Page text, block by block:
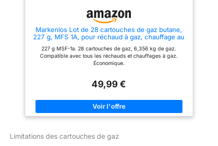
Bleuet
Markenlos Lot de 28 cartouches de gaz butane,
227 g, MFS 1A, pour réchaud à gaz, chauffage au
gaz, brûleur à gaz, bec Bunsen
227 g MSF-1a. 28 cartouches de gaz, 6,356 kg de gaz.
Compatible avec tous les réchauds et chauffages à gaz.
Économique.
49,99 €
Limitations des cartouches de gaz